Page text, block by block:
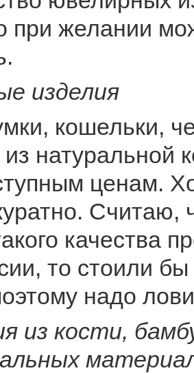
при желании
изделия
кошельки,
натуральной
ценам.
Считаю,
качества
то стоили
надо
из кости,